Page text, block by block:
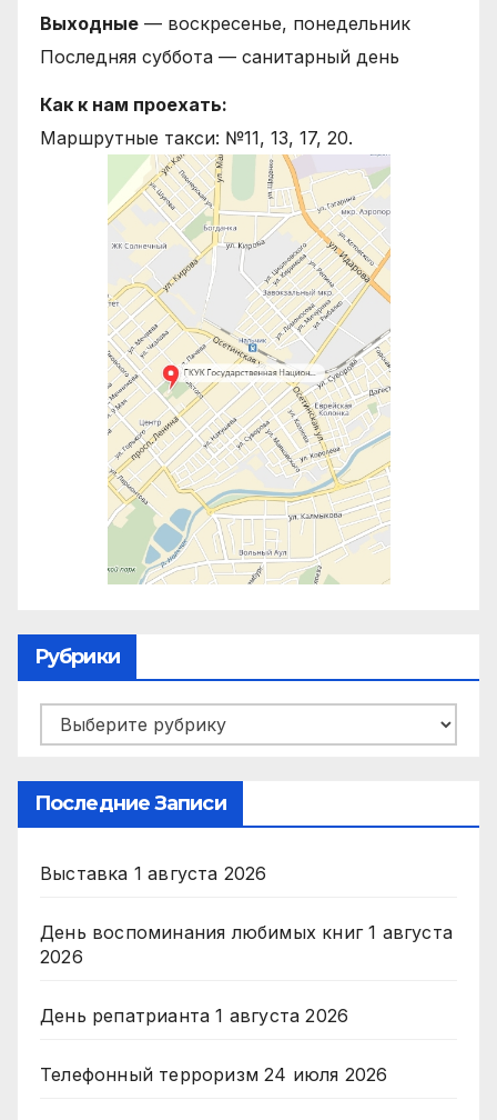
Выходные — воскресенье, понедельник
Последняя суббота — санитарный день
Как к нам проехать:
Маршрутные такси: №11, 13, 17, 20.
Рубрики
Рубрики
Последние Записи
Выставка 1 августа 2026
День воспоминания любимых книг 1 августа
2026
День репатрианта 1 августа 2026
Телефонный терроризм 24 июля 2026